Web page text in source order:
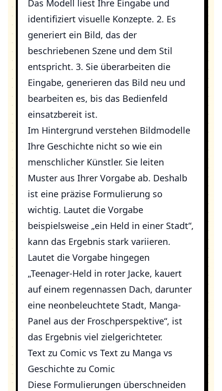
Das Modell liest Ihre Eingabe und
identifiziert visuelle Konzepte. 2. Es
generiert ein Bild, das der
beschriebenen Szene und dem Stil
entspricht. 3. Sie überarbeiten die
Eingabe, generieren das Bild neu und
bearbeiten es, bis das Bedienfeld
einsatzbereit ist.
Im Hintergrund verstehen Bildmodelle
Ihre Geschichte nicht so wie ein
menschlicher Künstler. Sie leiten
Muster aus Ihrer Vorgabe ab. Deshalb
ist eine präzise Formulierung so
wichtig. Lautet die Vorgabe
beispielsweise „ein Held in einer Stadt“,
kann das Ergebnis stark variieren.
Lautet die Vorgabe hingegen
„Teenager-Held in roter Jacke, kauert
auf einem regennassen Dach, darunter
eine neonbeleuchtete Stadt, Manga-
Panel aus der Froschperspektive“, ist
das Ergebnis viel zielgerichteter.
Text zu Comic vs Text zu Manga vs
Geschichte zu Comic
Diese Formulierungen überschneiden